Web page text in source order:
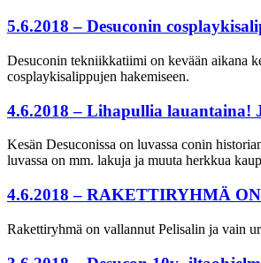
5.6.2018 – Desuconin
Desuconin tekniikkatiimi on kevään aikana
cosplaykisalippujen hakemiseen.
4.6.2018 – Lihapullia lauantaina!
Kesän Desuconissa on luvassa conin
luvassa on mm. lakuja ja muuta herkkua
4.6.2018 – RAKETTIRYHMÄ
Rakettiryhmä on vallannut Pelisalin ja vain